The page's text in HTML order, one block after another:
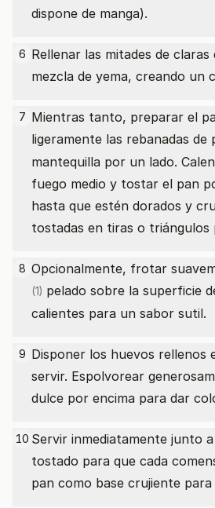
dispone de manga).
6 Rellenar las mitades de
mezcla de yema, creando un
7 Mientras tanto, preparar el
ligeramente las rebanadas de
mantequilla por un lado.
fuego medio y tostar el pan
hasta que estén dorados y
tostadas en tiras o triángulos
8 Opcionalmente, frotar
(1) pelado sobre la superficie
calientes para un sabor sutil.
9 Disponer los huevos rellenos
servir. Espolvorear
dulce por encima para dar
10 Servir inmediatamente junto
tostado para que cada
pan como base crujiente